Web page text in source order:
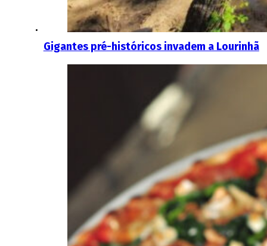
Gigantes pré-históricos invadem a Lourinhã